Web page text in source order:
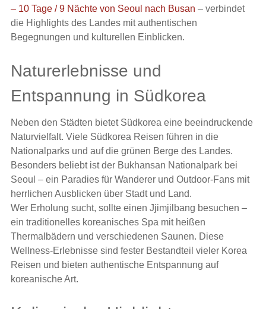
– 10 Tage / 9 Nächte von Seoul nach Busan – verbindet
die Highlights des Landes mit authentischen
Begegnungen und kulturellen Einblicken.
Naturerlebnisse und
Entspannung in Südkorea
Neben den Städten bietet Südkorea eine beeindruckende
Naturvielfalt. Viele Südkorea Reisen führen in die
Nationalparks und auf die grünen Berge des Landes.
Besonders beliebt ist der Bukhansan Nationalpark bei
Seoul – ein Paradies für Wanderer und Outdoor-Fans mit
herrlichen Ausblicken über Stadt und Land.
Wer Erholung sucht, sollte einen Jjimjilbang besuchen –
ein traditionelles koreanisches Spa mit heißen
Thermalbädern und verschiedenen Saunen. Diese
Wellness-Erlebnisse sind fester Bestandteil vieler Korea
Reisen und bieten authentische Entspannung auf
koreanische Art.